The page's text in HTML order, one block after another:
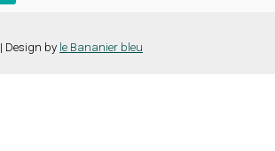
| Design by le Bananier bleu